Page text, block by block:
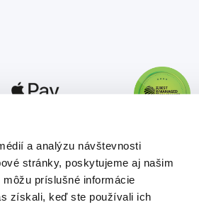
a analýzu návštevnosti
stránky, poskytujeme aj našim
príslušné informácie
získali, keď ste používali ich